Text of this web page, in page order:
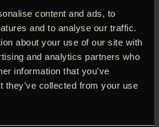
content and ads, to
and to analyse our traffic.
about your use of our site with
and analytics partners who
information that you’ve
they’ve collected from your use
havde lavet en amerikansk
lignet denne varme og
stiller sig på outsidernes side
humor og menneskelig indsigt,
efter. Terri er enensom teenager
Han har for længst har
på tingene, at han bor hos sin